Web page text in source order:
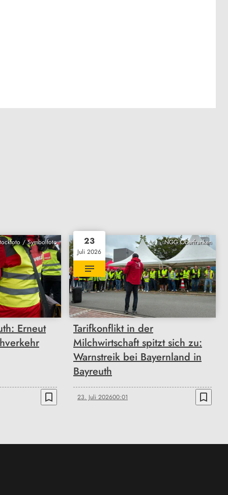
/ Symbolfoto
Erneut
bookmark_border
NGG Oberfranken
23
Juli 2026
Tarifkonflikt in der
Milchwirtschaft spitzt sich zu:
Warnstreik bei Bayernland in
Bayreuth
23. Juli 202600:01 bookmark_border